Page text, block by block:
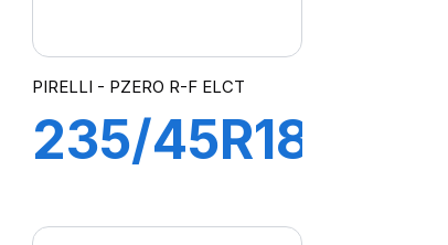
PIRELLI - PZERO R-F ELCT
235/45R18